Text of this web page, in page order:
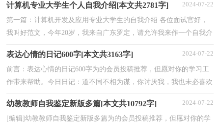
计算机专业大学生个人自我介绍[本文共2781字] 2024-07-22
第一篇：计算机开发及应用专业大学生的自我介绍 各位面试官好，
我叫好范文，今年20岁，我来自广东罗定，请允许我来作一个自我介
表达心情的日记600字[本文共3163字] 2024-07-22
前言：表达心情的日记600字为的会员投稿推荐，但愿对你的学习工
作带来帮助。今日日记：道不同不相为谋，你讨厌我，我也未必喜欢
幼教教师自我鉴定新版多篇[本文共10792字] 2024-07-22
[编辑]幼教教师自我鉴定新版多篇为的会员投稿推荐，但愿对你的学